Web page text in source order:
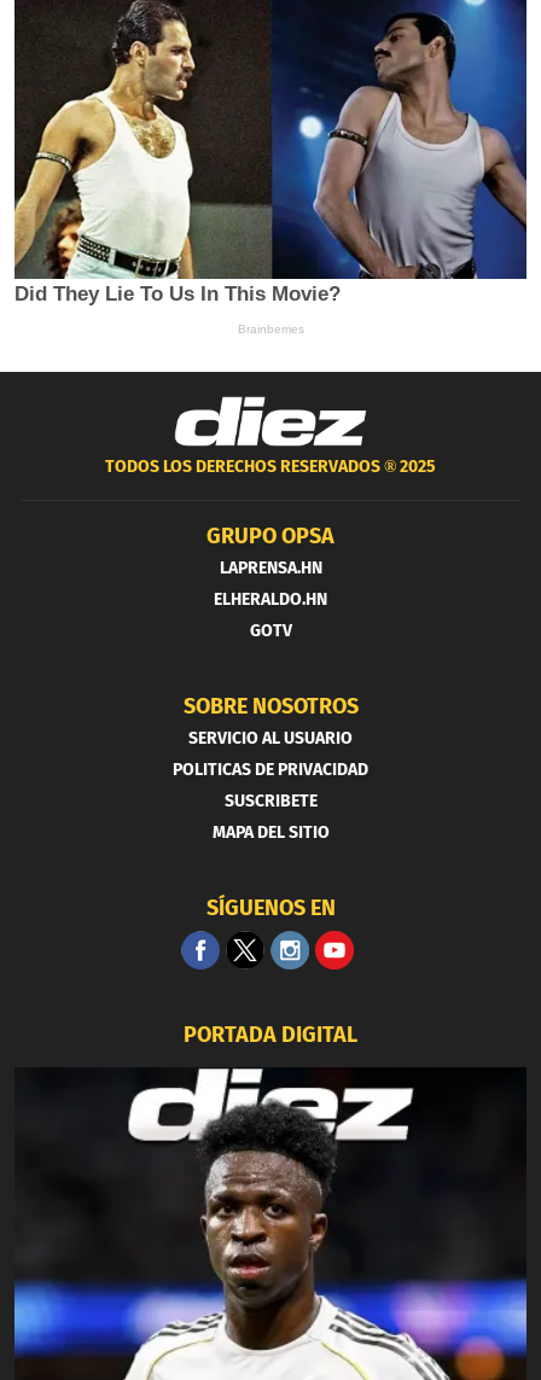
TODOS LOS DERECHOS RESERVADOS ®2025
GRUPO OPSA
LAPRENSA.HN
ELHERALDO.HN
GOTV
SOBRE NOSOTROS
SERVICIO AL USUARIO
POLITICAS DE PRIVACIDAD
SUSCRIBETE
MAPA DEL SITIO
SÍGUENOS EN
PORTADA DIGITAL